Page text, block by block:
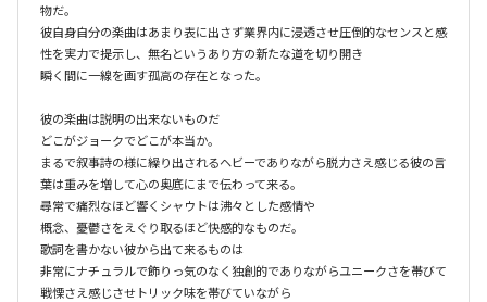
物だ。
彼自身自分の楽曲はあまり表に出さず業界内に浸透させ圧倒的なセンスと感
性を実力で提示し、無名というあり方の新たな道を切り開き
瞬く間に一線を画す孤高の存在となった。
彼の楽曲は説明の出来ないものだ
どこがジョークでどこが本当か。
まるで叙事詩の様に繰り出されるヘビーでありながら脱力さえ感じる彼の言
葉は重みを増して心の奥底にまで伝わって来る。
尋常で痛烈なほど響くシャウトは沸々とした感情や
概念、憂鬱さをえぐり取るほど快感的なものだ。
歌詞を書かない彼から出て来るものは
非常にナチュラルで飾りっ気のなく独創的でありながらユニークさを帯びて
戦慄さえ感じさせトリック味を帯びていながら